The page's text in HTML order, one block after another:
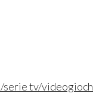
serie tv/